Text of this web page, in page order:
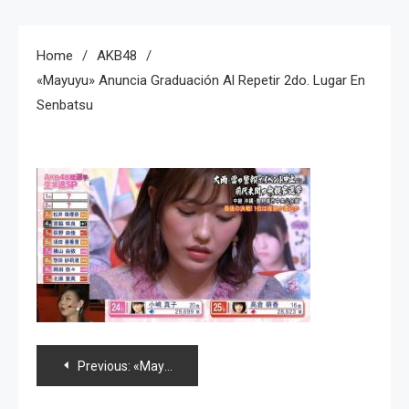
Home
AKB48
«Mayuyu» Anuncia Graduación Al Repetir 2do. Lugar En
Senbatsu
Navegación
Previous: «Mayuyu» anuncia graduación al repetir 2do. lugar en Senbatsu